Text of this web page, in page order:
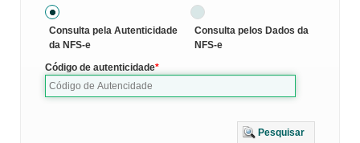
Consulta pela Autenticidade
da NFS-e
Consulta pelos Dados da
NFS-e
Código de autenticidade
Pesquisar